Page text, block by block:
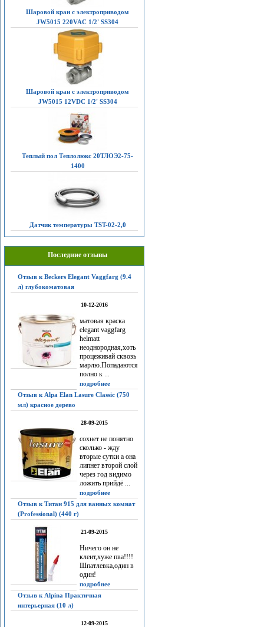
Шаровой кран с электроприводом
JW5015 220VAC 1/2' SS304
Шаровой кран с электроприводом
JW5015 12VDC 1/2' SS304
Теплый пол Теплолюкс 20ТЛОЭ2-75-
1400
Датчик температуры TST-02-2,0
Последние отзывы
Отзыв к Beckers Elegant Vaggfarg (9.4
л) глубокоматовая
10-12-2016
матовая краска
elegant vaggfarg
helmatt
неоднородная,хоть
процеживай сквозь
марлю.Попадаются
полно к ...
подробнее
Отзыв к Alpa Elan Lasure Classic (750
мл) красное дерево
28-09-2015
сохнет не понятно
сколько - жду
вторые сутки а она
липнет второй слой
через год видимо
ложить прийдё ...
подробнее
Отзыв к Титан 915 для ванных комнат
(Professional) (440 г)
21-09-2015
Ничего он не
клеит,хуже пва!!!!
Шпатлевка,один в
один!
подробнее
Отзыв к Alpina Практичная
интерьерная (10 л)
12-09-2015